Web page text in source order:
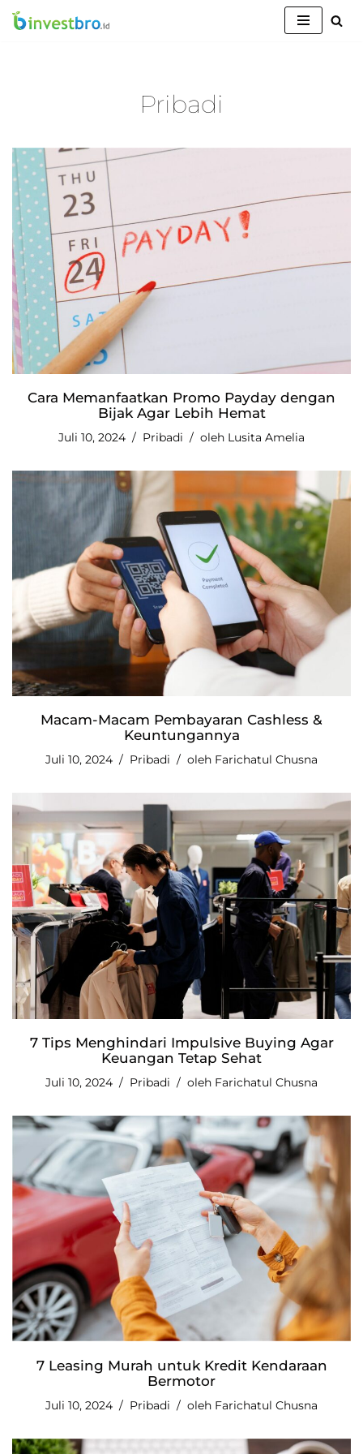
Pribadi
Cara Memanfaatkan Promo Payday dengan
Bijak Agar Lebih Hemat
Juli 10, 2024 Pribadi oleh Lusita Amelia
Macam-Macam Pembayaran Cashless &
Keuntungannya
Juli 10, 2024 Pribadi oleh Farichatul Chusna
7 Tips Menghindari Impulsive Buying Agar
Keuangan Tetap Sehat
Juli 10, 2024 Pribadi oleh Farichatul Chusna
7 Leasing Murah untuk Kredit Kendaraan
Bermotor
Juli 10, 2024 Pribadi oleh Farichatul Chusna